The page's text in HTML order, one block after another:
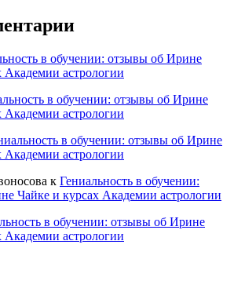
в обучении: отзывы об Ирине
Академии астрологии
в обучении: отзывы об Ирине
Академии астрологии
в обучении: отзывы об Ирине
Академии астрологии
к Гениальность в обучении:
Чайке и курсах Академии астрологии
в обучении: отзывы об Ирине
Академии астрологии